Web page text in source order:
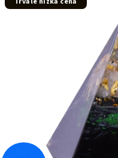
produktu
hvězdiček.